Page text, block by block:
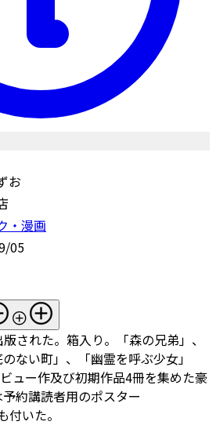
お
・漫画
05
された。箱入り。「森の兄弟」、
のない町」、「幽霊を呼ぶ少女」
ュー作及び初期作品4冊を集めた豪
約講読者用のポスター
いた。